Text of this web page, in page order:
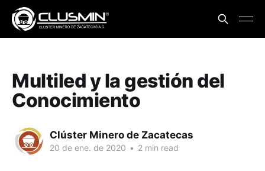
Multiled y la gestión del
Conocimiento
Clúster Minero de Zacatecas
20 de ene. de 2020 • 2 min read